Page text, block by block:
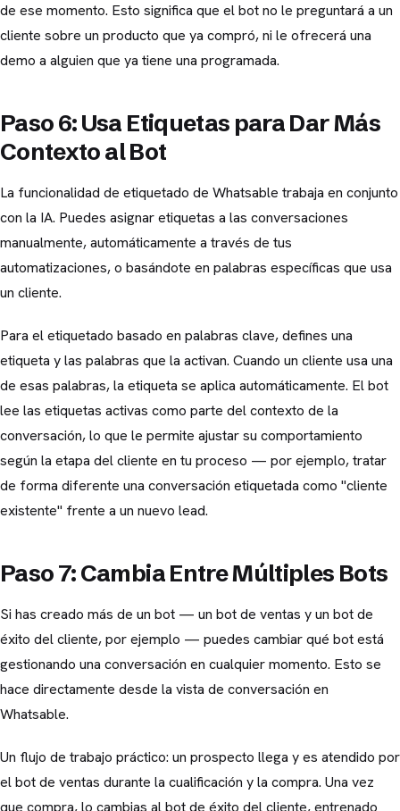
de ese momento. Esto significa que el bot no le preguntará a un
cliente sobre un producto que ya compró, ni le ofrecerá una
demo a alguien que ya tiene una programada.
Paso 6: Usa Etiquetas para Dar Más
Contexto al Bot
La funcionalidad de etiquetado de Whatsable trabaja en conjunto
con la IA. Puedes asignar etiquetas a las conversaciones
manualmente, automáticamente a través de tus
automatizaciones, o basándote en palabras específicas que usa
un cliente.
Para el etiquetado basado en palabras clave, defines una
etiqueta y las palabras que la activan. Cuando un cliente usa una
de esas palabras, la etiqueta se aplica automáticamente. El bot
lee las etiquetas activas como parte del contexto de la
conversación, lo que le permite ajustar su comportamiento
según la etapa del cliente en tu proceso — por ejemplo, tratar
de forma diferente una conversación etiquetada como "cliente
existente" frente a un nuevo lead.
Paso 7: Cambia Entre Múltiples Bots
Si has creado más de un bot — un bot de ventas y un bot de
éxito del cliente, por ejemplo — puedes cambiar qué bot está
gestionando una conversación en cualquier momento. Esto se
hace directamente desde la vista de conversación en
Whatsable.
Un flujo de trabajo práctico: un prospecto llega y es atendido por
el bot de ventas durante la cualificación y la compra. Una vez